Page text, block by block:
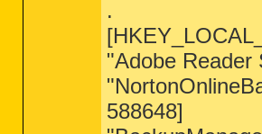
.
"Adobe Reader
588648]